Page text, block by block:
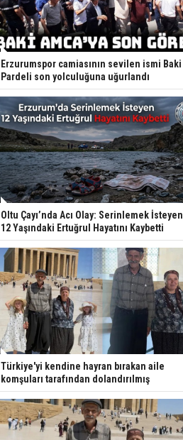
Erzurumspor camiasının sevilen ismi Baki
Pardeli son yolculuğuna uğurlandı
Oltu Çayı’nda Acı Olay: Serinlemek İsteyen
12 Yaşındaki Ertuğrul Hayatını Kaybetti
Türkiye'yi kendine hayran bırakan aile
komşuları tarafından dolandırılmış